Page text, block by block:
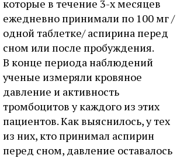
которые в течение 3-х месяцев
ежедневно принимали по 100 мг /
одной таблетке/ аспирина перед
сном или после пробуждения.
В конце периода наблюдений
ученые измеряли кровяное
давление и активность
тромбоцитов у каждого из этих
пациентов. Как выяснилось, у тех
из них, кто принимал аспирин
перед сном, давление оставалось